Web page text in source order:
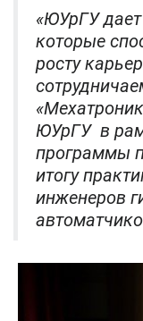
«ЮУрГУ
которые
росту
ЮУрГУ в
программы
итогу
инженеров